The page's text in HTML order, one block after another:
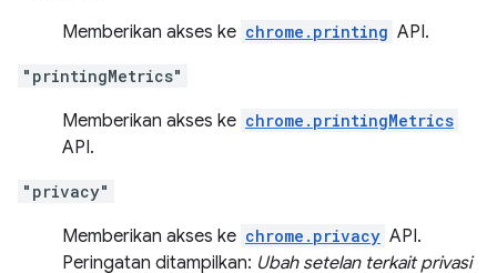
Memberikan akses ke chrome.printing API.
"printingMetrics"
Memberikan akses ke chrome.printingMetrics
API.
"privacy"
Memberikan akses ke chrome.privacy API.
Peringatan ditampilkan: Ubah setelan terkait privasi